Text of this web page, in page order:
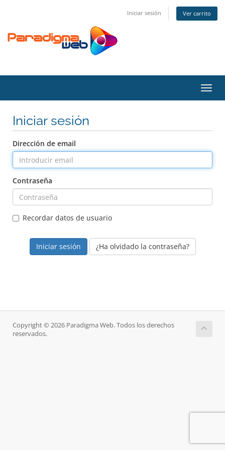
Iniciar sesión Ver carrito
Iniciar sesión
Dirección de email
Contraseña
Recordar datos de usuario
¿Ha olvidado la contraseña?
Copyright © 2026 Paradigma Web. Todos los derechos
reservados.